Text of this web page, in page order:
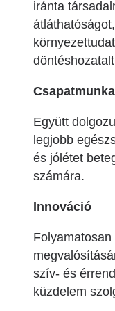
iránta
Csapatmunka
Együtt
legjobb
és jólétet
számára.
Innováció
szív- és
küzdelem